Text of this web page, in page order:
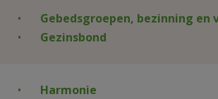
Gebedsgroepen, bezinning en
Gezinsbond
Harmonie